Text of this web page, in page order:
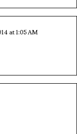
at 1:05 AM